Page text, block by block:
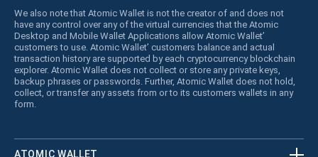
We also note that Atomic Wallet is not the creator of and does not
have any control over any of the virtual currencies that the Atomic
Desktop and Mobile Wallet Applications allow Atomic Wallet’
customers to use. Atomic Wallet’ customers balance and actual
transaction history are supported by each cryptocurrency blockchain
explorer. Atomic Wallet does not collect or store any private keys,
backup phrases or passwords. Further, Atomic Wallet does not hold,
collect, or transfer any assets from or to its customers wallets in any
form.
ATOMIC WALLET